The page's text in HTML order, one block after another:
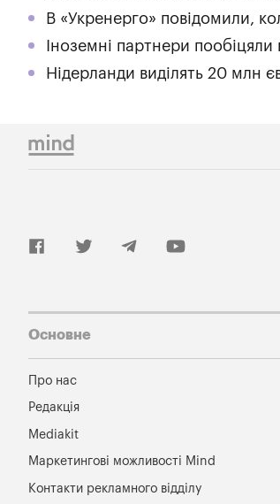
В «Укренерго» повідомили,
Іноземні партнери
Нідерланди виділять 20 млн
Основне
Про нас
Редакція
Mediakit
Маркетингові можливості Mind
Контакти рекламного відділу